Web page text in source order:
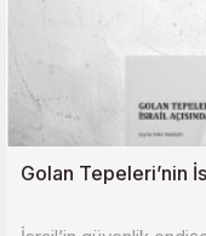
Golan Tepeleri’nin